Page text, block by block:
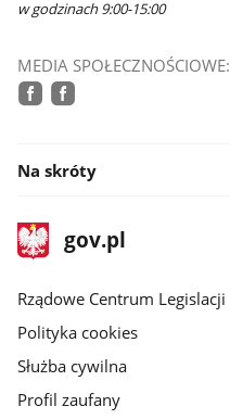
w godzinach 9:00-15:00
MEDIA SPOŁECZNOŚCIOWE:
Na skróty
stopka
gov.plStrona
gov.pl
Rządowe Centrum Legislacji
Polityka cookies
Służba cywilna
Profil zaufany